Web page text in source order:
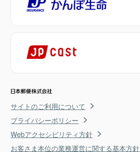
サイトのご利用について
プライバシーポリシー
Webアクセシビリティ方針
お客さま本位の業務運営に関する基本方針